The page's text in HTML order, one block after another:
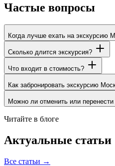
Частые вопросы
Когда лучше ехать на экскурсию
Сколько длится экскурсия?
Что входит в стоимость?
Как забронировать экскурсию
Можно ли отменить или перенести
Читайте в блоге
Актуальные статьи
Все статьи →